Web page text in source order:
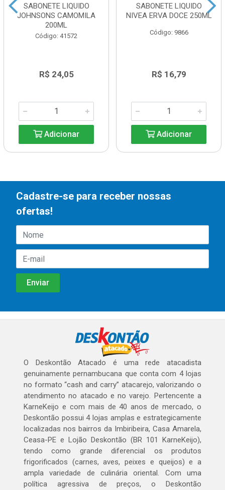
SABONETE LIQUIDO
JOHNSONS CAMOMILA
200ML
Código: 41572
R$ 24,05
Adicionar
SABONETE LIQUIDO
NIVEA ERVA DOCE 250ML
Código: 9866
R$ 16,79
Adicionar
Cadastre-se para receber nossas
ofertas!
O Deskontão Atacado é uma rede atacadista
genuinamente pernambucana que conta com 4 lojas
no formato “cash and carry” atacarejo, valorizando o
atendimento no atacado e no varejo. Pertencente a
KarneKeijo e com mais de 40 anos de mercado, o
Deskontão possui 4 lojas amplas e estrategicamente
localizadas nos bairros da Imbiribeira, Casa Amarela,
Ceasa-PE e Lojão Deskontão (BR 101 KarneKeijo),
tendo como grande diferencial os produtos
frigorificados (carnes, aves, peixes e queijos) e a
ampla variedade de culinária oriental. Com uma
política agressiva de preços, o Deskontão